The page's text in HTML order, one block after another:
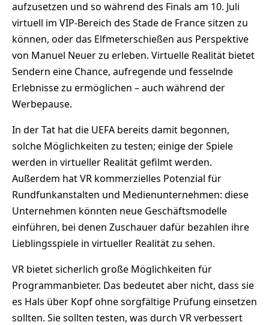
aufzusetzen und so während des Finals am 10. Juli
virtuell im VIP-Bereich des Stade de France sitzen zu
können, oder das Elfmeterschießen aus Perspektive
von Manuel Neuer zu erleben. Virtuelle Realität bietet
Sendern eine Chance, aufregende und fesselnde
Erlebnisse zu ermöglichen – auch während der
Werbepause.
In der Tat hat die UEFA bereits damit begonnen,
solche Möglichkeiten zu testen; einige der Spiele
werden in virtueller Realität gefilmt werden.
Außerdem hat VR kommerzielles Potenzial für
Rundfunkanstalten und Medienunternehmen: diese
Unternehmen könnten neue Geschäftsmodelle
einführen, bei denen Zuschauer dafür bezahlen ihre
Lieblingsspiele in virtueller Realität zu sehen.
VR bietet sicherlich große Möglichkeiten für
Programmanbieter. Das bedeutet aber nicht, dass sie
es Hals über Kopf ohne sorgfältige Prüfung einsetzen
sollten. Sie sollten testen, was durch VR verbessert